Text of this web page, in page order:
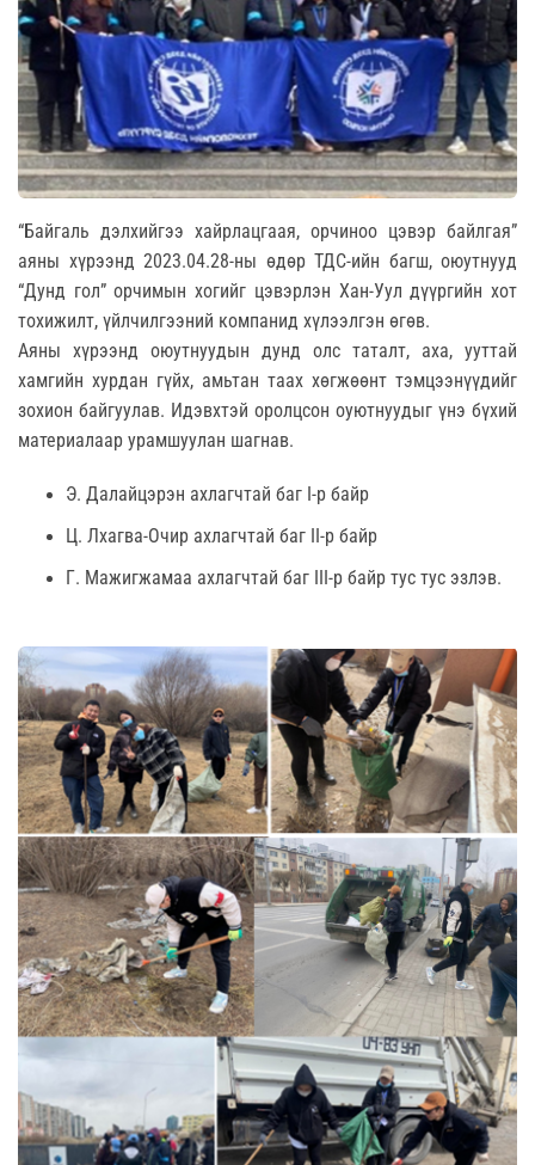
“Байгаль дэлхийгээ хайрлацгаая, орчиноо цэвэр байлгая”
аяны хүрээнд 2023.04.28-ны өдөр ТДС-ийн багш, оюутнууд
“Дунд гол” орчимын хогийг цэвэрлэн Хан-Уул дүүргийн хот
тохижилт, үйлчилгээний компанид хүлээлгэн өгөв.
Аяны хүрээнд оюутнуудын дунд олс таталт, аха, ууттай
хамгийн хурдан гүйх, амьтан таах хөгжөөнт тэмцээнүүдийг
зохион байгуулав. Идэвхтэй оролцсон оуютнуудыг үнэ бүхий
материалаар урамшуулан шагнав.
Э. Далайцэрэн ахлагчтай баг I-р байр
Ц. Лхагва-Очир ахлагчтай баг II-р байр
Г. Мажигжамаа ахлагчтай баг III-р байр тус тус эзлэв.